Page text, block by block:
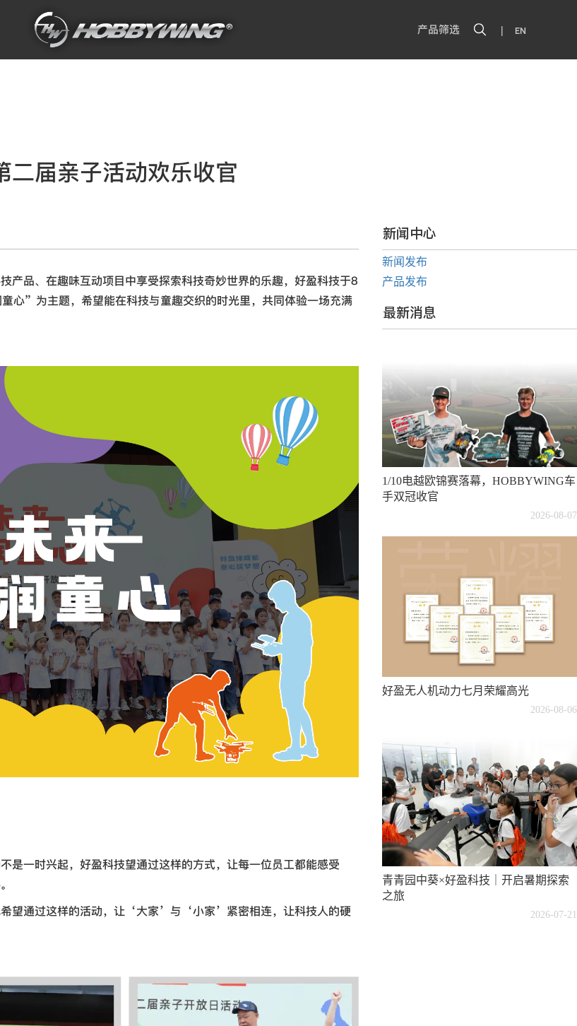
产品筛选 | EN
二届亲子活动欢乐收官
产品、在趣味互动项目中享受探索科技奇妙世界的乐趣，好盈科技于8
心”为主题，希望能在科技与童趣交织的时光里，共同体验一场充满
是一时兴起，好盈科技望通过这样的方式，让每一位员工都能感受
望通过这样的活动，让‘大家’与‘小家’紧密相连，让科技人的硬
新闻中心
新闻发布
产品发布
最新消息
1/10电越欧锦赛落幕，HOBBYWING车
手双冠收官
2026-08-07
好盈无人机动力七月荣耀高光
2026-08-06
青青园中葵×好盈科技｜开启暑期探索
之旅
2026-07-21